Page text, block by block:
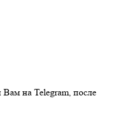
на Telegram, после